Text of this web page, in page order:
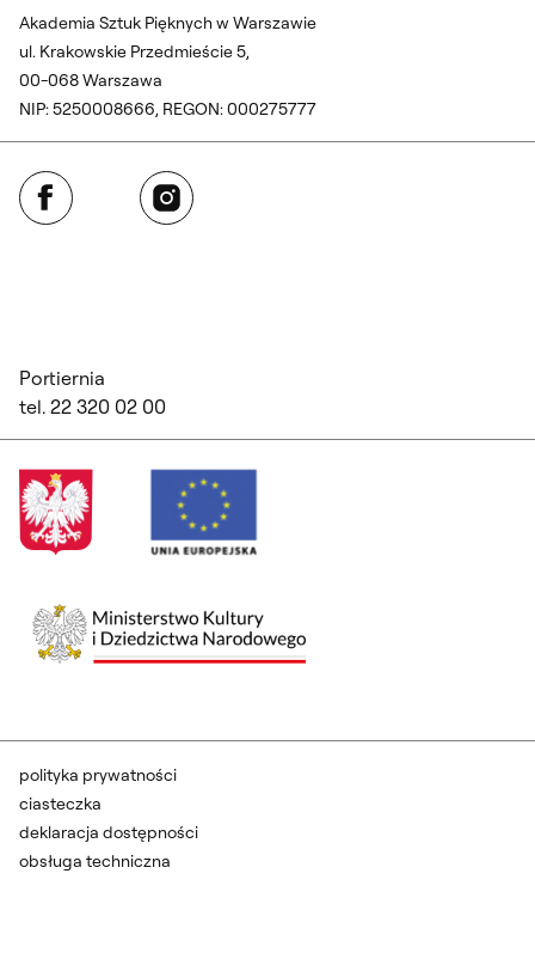
Akademia Sztuk Pięknych w Warszawie
ul. Krakowskie Przedmieście 5,
00-068 Warszawa
NIP: 5250008666, REGON: 000275777
Facebook Instagram
Portiernia
tel. 22 320 02 00
polityka prywatności
ciasteczka
deklaracja dostępności
obsługa techniczna